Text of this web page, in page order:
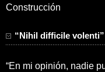
Construcción
“Nihil difficile volenti”
“En mi opinión, nadie